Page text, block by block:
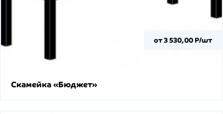
от 3 530,00 Р/шт
Скамейка «Бюджет»